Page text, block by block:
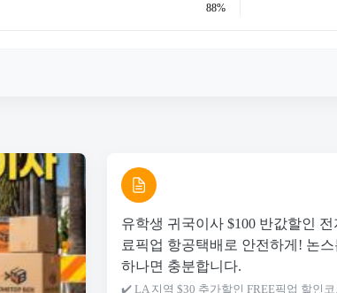
88%
유학생 귀국이사 $100 반값할인
료픽업 항공택배로 안전하게! 논
하나면 충분합니다.
✔️ LA 지역 $30 추가할인 FREE픽업 할인